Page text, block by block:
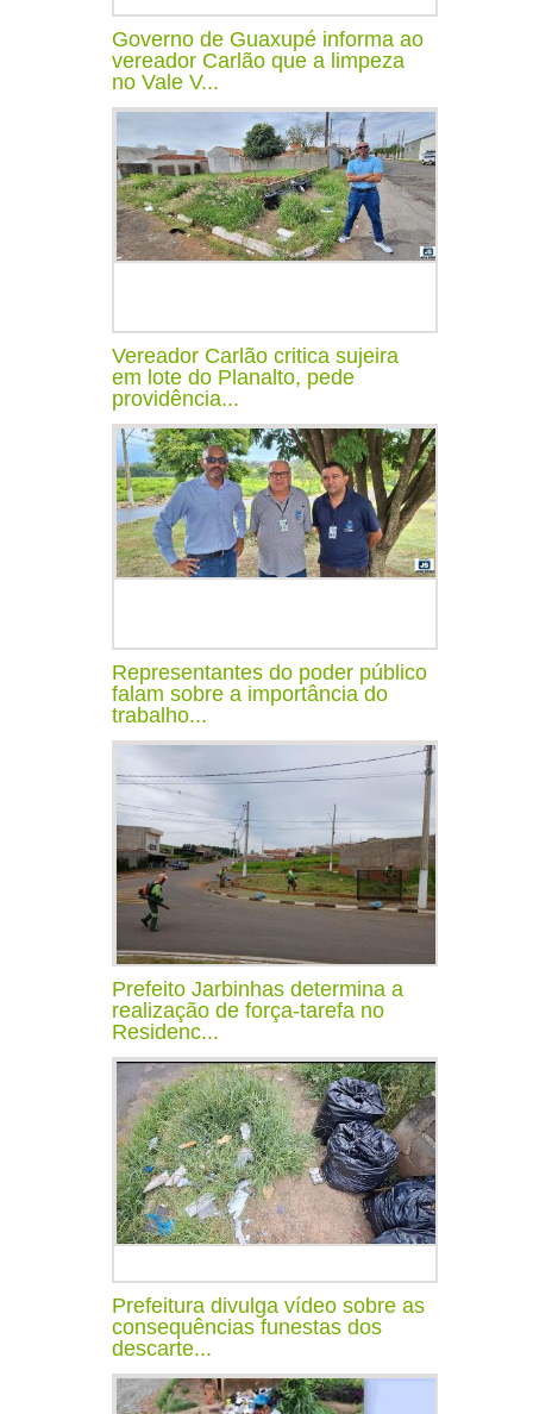
Governo de Guaxupé informa ao
vereador Carlão que a limpeza
no Vale V...
Vereador Carlão critica sujeira
em lote do Planalto, pede
providência...
Representantes do poder público
falam sobre a importância do
trabalho...
Prefeito Jarbinhas determina a
realização de força-tarefa no
Residenc...
Prefeitura divulga vídeo sobre as
consequências funestas dos
descarte...